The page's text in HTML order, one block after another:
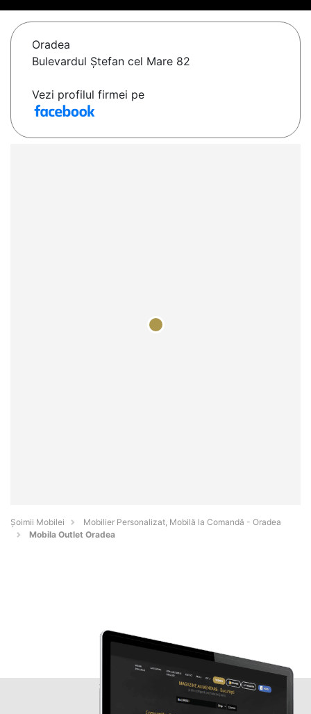
Oradea
Bulevardul Ștefan cel Mare 82
Vezi profilul firmei pe
Șoimii Mobilei
Mobilier Personalizat, Mobilă la Comandă - Oradea
Mobila Outlet Oradea